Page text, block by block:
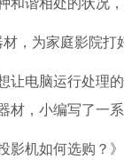
，为家庭影院打
让电脑运行处理
材，小编写了一
影机如何选购？》